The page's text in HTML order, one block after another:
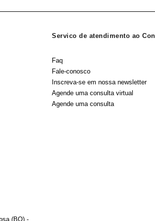
Servico de atendimento ao
Faq
Fale-conosco
Inscreva-se em nossa newsletter
Agende uma consulta virtual
Agende uma consulta
(BO) -